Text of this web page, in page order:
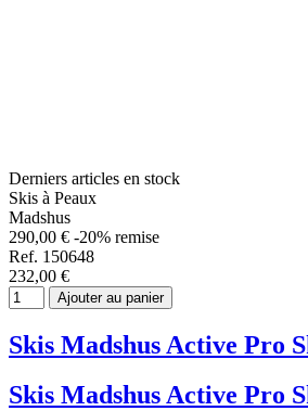
Derniers articles en stock
Skis à Peaux
Madshus
290,00 € -20% remise
Ref. 150648
232,00 €
Ajouter au panier
Skis Madshus Active Pro
Skis Madshus Active Pro